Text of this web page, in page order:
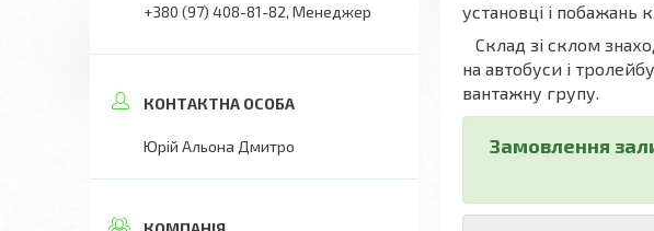
установці і побажань
Склад зі склом
на автобуси і
вантажну групу.
Замовлення
+380 (97) 408-81-82 Менеджер
Юрій Альона Дмитро